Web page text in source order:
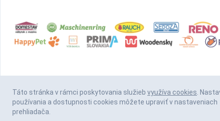
Táto stránka v rámci poskytovania služieb využíva cookies.
používania a dostupnosti cookies môžete upraviť v nastaveniach
prehliadača.